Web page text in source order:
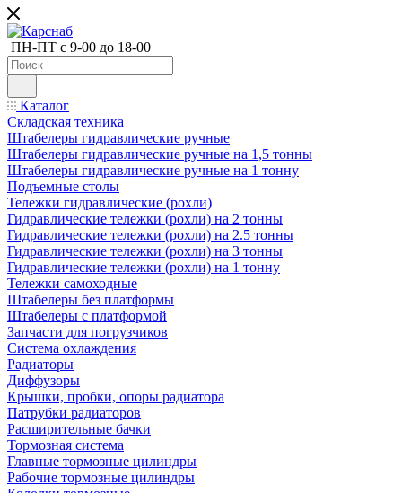
ПН-ПТ с 9-00 до 18-00
Каталог
Складская техника
Штабелеры гидравлические ручные
Штабелеры гидравлические ручные на 1,5 тонны
Штабелеры гидравлические ручные на 1 тонну
Подъемные столы
Тележки гидравлические (рохли)
Гидравлические тележки (рохли) на 2 тонны
Гидравлические тележки (рохли) на 2.5 тонны
Гидравлические тележки (рохли) на 3 тонны
Гидравлические тележки (рохли) на 1 тонну
Тележки самоходные
Штабелеры без платформы
Штабелеры с платформой
Запчасти для погрузчиков
Система охлаждения
Радиаторы
Диффузоры
Крышки, пробки, опоры радиатора
Патрубки радиаторов
Расширительные бачки
Тормозная система
Главные тормозные цилиндры
Рабочие тормозные цилиндры